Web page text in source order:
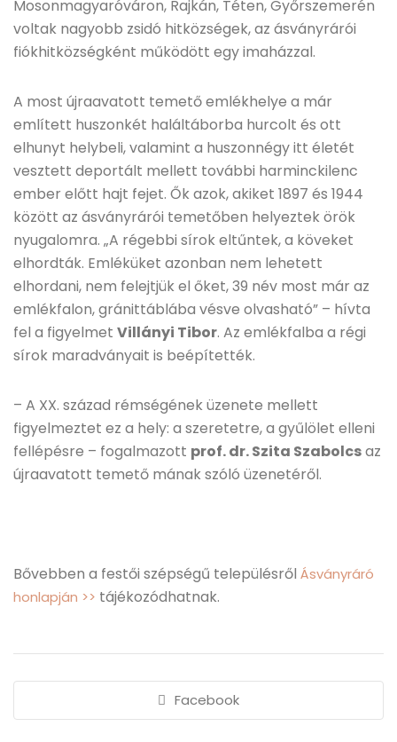
Mosonmagyaróváron, Rajkán, Téten, Győrszemerén
voltak nagyobb zsidó hitközségek, az ásványrárói
fiókhitközségként működött egy imaházzal.
A most újraavatott temető emlékhelye a már
említett huszonkét haláltáborba hurcolt és ott
elhunyt helybeli, valamint a huszonnégy itt életét
vesztett deportált mellett további harminckilenc
ember előtt hajt fejet. Ők azok, akiket 1897 és 1944
között az ásványrárói temetőben helyeztek örök
nyugalomra. „A régebbi sírok eltűntek, a köveket
elhordták. Emléküket azonban nem lehetett
elhordani, nem felejtjük el őket, 39 név most már az
emlékfalon, gránittáblába vésve olvasható” – hívta
fel a figyelmet Villányi Tibor. Az emlékfalba a régi
sírok maradványait is beépítették.
– A XX. század rémségének üzenete mellett
figyelmeztet ez a hely: a szeretetre, a gyűlölet elleni
fellépésre – fogalmazott prof. dr. Szita Szabolcsaz
újraavatott temető mának szóló üzenetéről.
Bővebben a festői szépségű településről Ásványráró
honlapján >> tájékozódhatnak.
Facebook